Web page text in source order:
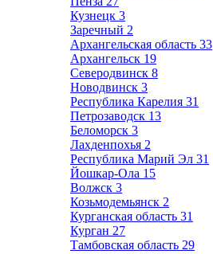
Кузнецк 3
Заречный 2
Архангельская область 33
Архангельск 19
Северодвинск 8
Новодвинск 3
Республика Карелия 31
Петрозаводск 13
Беломорск 3
Лахденпохья 2
Республика Марий Эл 31
Йошкар-Ола 15
Волжск 3
Козьмодемьянск 2
Курганская область 31
Курган 27
Тамбовская область 29